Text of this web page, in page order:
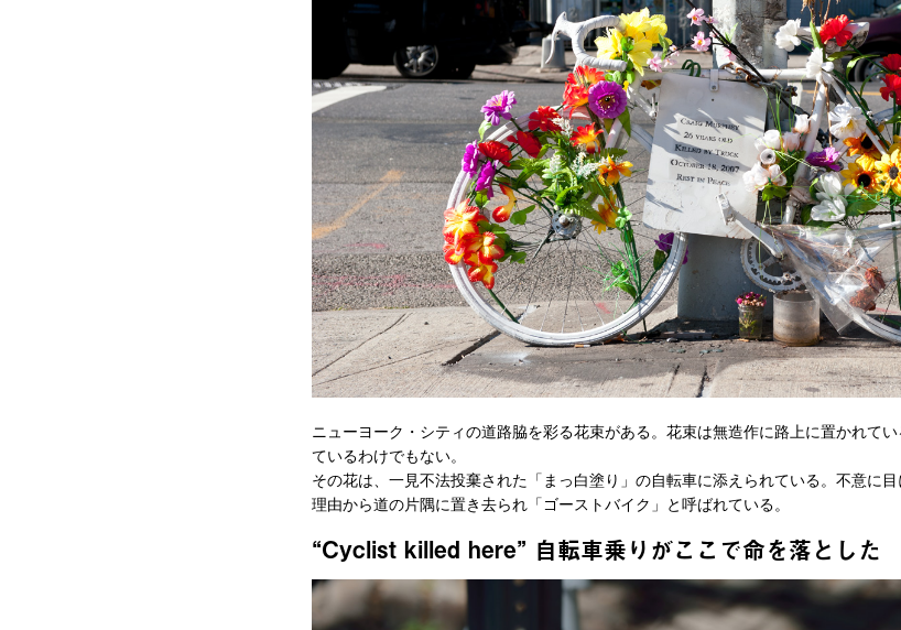
ニューヨーク・シティの道路脇を彩る花束がある。花束は無造作に路上に置かれて
ているわけでもない。
その花は、一見不法投棄された「まっ白塗り」の自転車に添えられている。不意に
理由から道の片隅に置き去られ「ゴーストバイク」と呼ばれている。
“Cyclist killed here” 自転車乗りがここで命を落とした